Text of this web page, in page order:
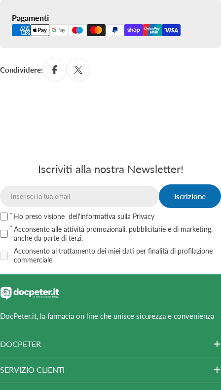
Pagamenti
Metodi
Condividere:
Iscriviti alla nostra Newsletter!
Iscrizione
Ho preso visione dell'informativa sulla Privacy
Acconsento alle attività promozionali, pubblicitarie e di marketing,
anche da parte di terzi.
Acconsento al trattamento dei miei dati per finalità di profilazione
commerciale
DocPeter.it, la farmacia on line che unisce sicurezza e convenienza
DOCPETER
SERVIZIO CLIENTI